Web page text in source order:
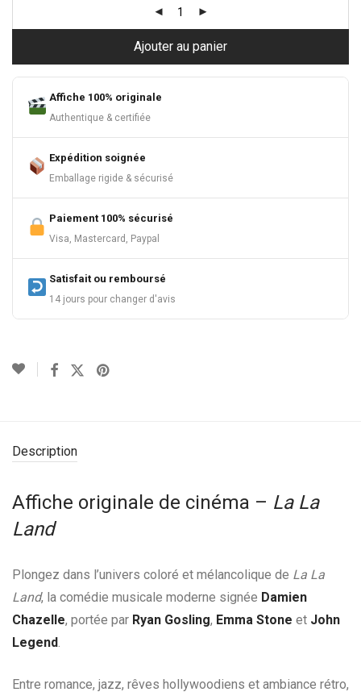
Ajouter au panier
Affiche 100% originale
Authentique & certifiée
Expédition soignée
Emballage rigide & sécurisé
Paiement 100% sécurisé
Visa, Mastercard, Paypal
Satisfait ou remboursé
14 jours pour changer d'avis
Description
Affiche originale de cinéma – La La
Land
Plongez dans l’univers coloré et mélancolique de La La
Land, la comédie musicale moderne signée Damien
Chazelle, portée par Ryan Gosling, Emma Stone et John
Legend
Entre romance, jazz, rêves hollywoodiens et ambiance rétro,